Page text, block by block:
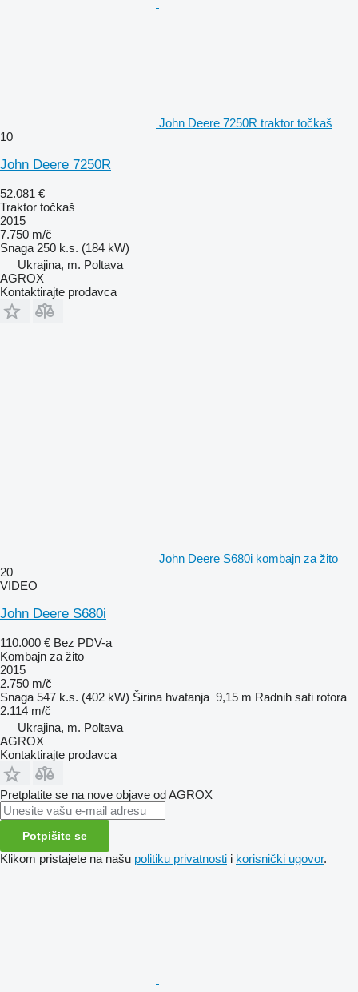
John Deere 7250R traktor točkaš
10
John Deere 7250R
52.081 €
Traktor točkaš
2015
7.750 m/č
Snaga 250 k.s. (184 kW)
Ukrajina, m. Poltava
AGROX
Kontaktirajte prodavca
John Deere S680i kombajn za žito
20
VIDEO
John Deere S680i
110.000 € Bez PDV-a
Kombajn za žito
2015
2.750 m/č
Snaga 547 k.s. (402 kW) Širina hvatanja 9,15 m Radnih sati rotora
2.114 m/č
Ukrajina, m. Poltava
AGROX
Kontaktirajte prodavca
Pretplatite se na nove objave od AGROX
Potpišite se
Klikom pristajete na našu politiku privatnosti i korisnički ugovor.